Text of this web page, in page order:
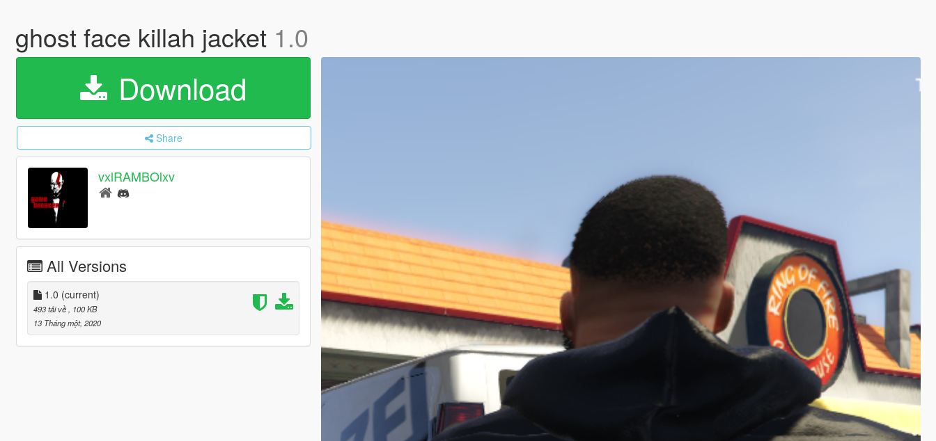
ghost face killah jacket 1.0
Download
Share
vxlRAMBOlxv
All Versions
1.0 (current)
493 tải về
, 100 KB
13 Tháng một, 2020